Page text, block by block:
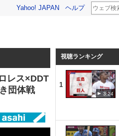
Yahoo! JAPAN ヘルプ
レス×DDT
団体戦
視聴ランキング
1
3:24